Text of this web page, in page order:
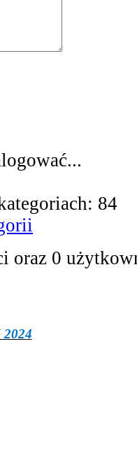
84
oraz 0